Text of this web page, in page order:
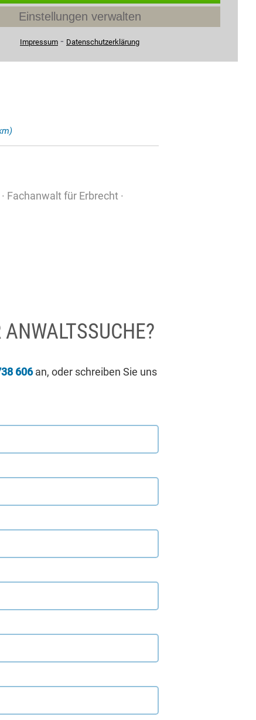
Fachanwalt für Erbrecht ·
606an, oder schreiben Sie uns
Einstellungen verwalten
Impressum ⁃ Datenschutzerklärung